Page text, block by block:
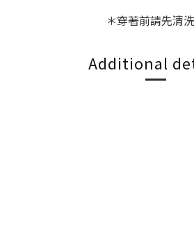
＊穿著前請先清
Additional